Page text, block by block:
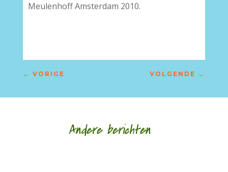
Meulenhoff Amsterdam 2010.
← VORIGE VOLGENDE →
Andere berichten